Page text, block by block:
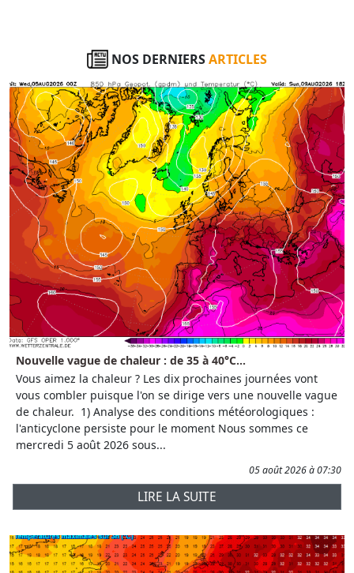
NOS DERNIERSARTICLES
Nouvelle vague de chaleur : de 35 à 40°C...
Vous aimez la chaleur ? Les dix prochaines journées vont
vous combler puisque l'on se dirige vers une nouvelle vague
de chaleur. 1) Analyse des conditions météorologiques :
l'anticyclone persiste pour le moment Nous sommes ce
mercredi 5 août 2026 sous...
05 août 2026 à 07:30
LIRE LA SUITE